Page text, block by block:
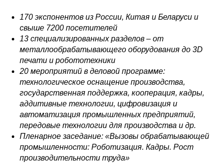
170 экспонентов из России, Китая и Беларуси и
свыше 7200 посетителей
13 специализированных разделов – от
металлообрабатывающего оборудования до 3D
печати и робототехники
20 мероприятий в деловой программе:
технологическое оснащение производства,
государственная поддержка, кооперация, кадры,
аддитивные технологии, цифровизация и
автоматизация промышленных предприятий,
передовые технологии для производства и др.
Пленарное заседание: «Вызовы обрабатывающей
промышленности: Роботизация. Кадры. Рост
производительности труда»